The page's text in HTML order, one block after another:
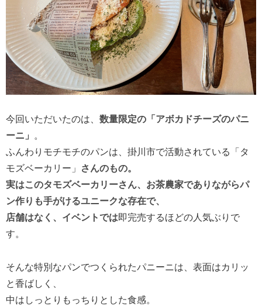
今回いただいたのは、 数量限定の「アボカドチーズのパニ
ーニ」 。
ふんわりモチモチのパンは、掛川市で活動されている「タ
モズベーカリー」
さんのもの。
実はこのタモズベーカリーさん、お茶農家でありながらパ
ン作りも手がけるユニークな存在で、
店舗はなく、イベントでは即完売するほどの人気ぶりで
す。
そんな特別なパンでつくられたパニーニは、表面はカリッ
と香ばしく、
中はしっとりもっちりとした食感。